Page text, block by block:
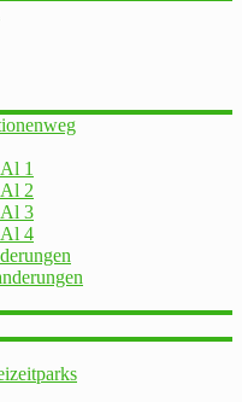
1
2
3
4